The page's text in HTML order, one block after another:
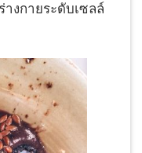
งกายระดับเซลล์